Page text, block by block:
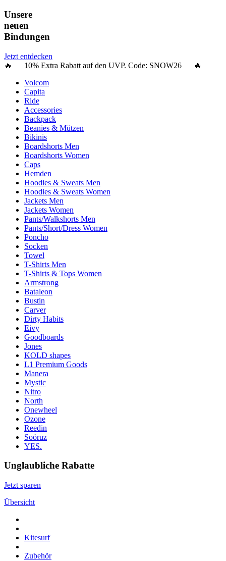
Unsere
neuen
Bindungen
Jetzt entdecken
🔥 10% Extra Rabatt auf den UVP. Code: SNOW26 🔥
Volcom
Capita
Ride
Accessories
Backpack
Beanies & Mützen
Bikinis
Boardshorts Men
Boardshorts Women
Caps
Hemden
Hoodies & Sweats Men
Hoodies & Sweats Women
Jackets Men
Jackets Women
Pants/Walkshorts Men
Pants/Short/Dress Women
Poncho
Socken
Towel
T-Shirts Men
T-Shirts & Tops Women
Armstrong
Bataleon
Bustin
Carver
Dirty Habits
Eivy
Goodboards
Jones
KOLD shapes
L1 Premium Goods
Manera
Mystic
Nitro
North
Onewheel
Ozone
Reedin
Soöruz
YES.
Unglaubliche Rabatte
Jetzt sparen
Übersicht
Kitesurf
Zubehör